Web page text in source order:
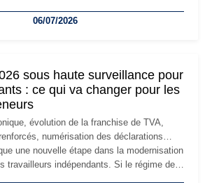
image de marque… Le
06/07/2026
sous haute surveillance pour
: ce qui va changer pour les
évolution de la franchise de TVA,
numérisation des déclarations…
une nouvelle étape dans la modernisation
travailleurs indépendants. Si le régime de